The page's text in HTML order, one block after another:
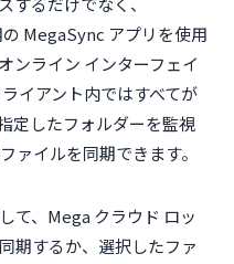
MegaSync アプリを使用
ンライン インターフェイ
イアント内ではすべてが
定したフォルダーを監視
ァイルを同期できます。
て、Mega クラウド ロッ
期するか、選択したファ